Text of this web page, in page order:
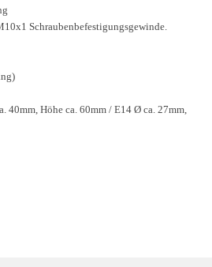
Schraubenbefestigungsgewinde.
40mm, Höhe ca. 60mm / E14 Ø ca. 27mm,